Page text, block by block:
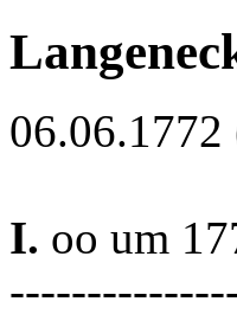
I. oo um